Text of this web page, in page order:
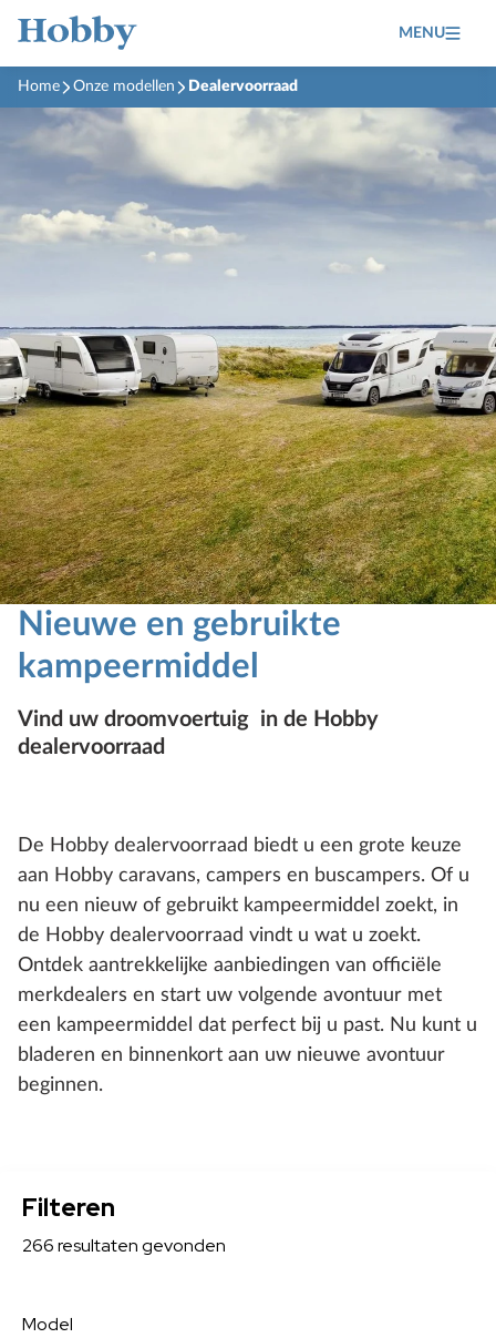
MENU
Home Onze modellen Dealervoorraad
Nieuwe en gebruikte
kampeermiddel
Vind uw droomvoertuig in de Hobby
dealervoorraad
De Hobby dealervoorraad biedt u een grote keuze
aan Hobby caravans, campers en buscampers. Of u
nu een nieuw of gebruikt kampeermiddel zoekt, in
de Hobby dealervoorraad vindt u wat u zoekt.
Ontdek aantrekkelijke aanbiedingen van officiële
merkdealers en start uw volgende avontuur met
een kampeermiddel dat perfect bij u past. Nu kunt u
bladeren en binnenkort aan uw nieuwe avontuur
beginnen.
Filteren
266resultatengevonden
Model